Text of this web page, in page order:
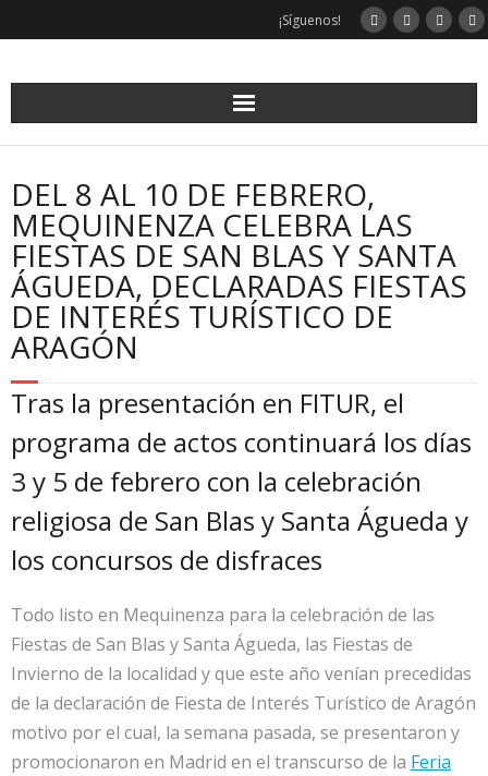
¡Síguenos!
DEL 8 AL 10 DE FEBRERO,
MEQUINENZA CELEBRA LAS
FIESTAS DE SAN BLAS Y SANTA
ÁGUEDA, DECLARADAS FIESTAS
DE INTERÉS TURÍSTICO DE
ARAGÓN
Tras la presentación en FITUR, el
programa de actos continuará los días
3 y 5 de febrero con la celebración
religiosa de San Blas y Santa Águeda y
los concursos de disfraces
Todo listo en Mequinenza para la celebración de las
Fiestas de San Blas y Santa Águeda, las Fiestas de
Invierno de la localidad y que este año venían precedidas
de la declaración de Fiesta de Interés Turístico de Aragón
motivo por el cual, la semana pasada, se presentaron y
promocionaron en Madrid en el transcurso de la Feria